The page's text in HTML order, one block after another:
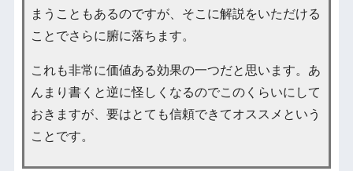
まうこともあるのですが、そこに解説をいただける
ことでさらに腑に落ちます。
これも非常に価値ある効果の一つだと思います。あ
んまり書くと逆に怪しくなるのでこのくらいにして
おきますが、要はとても信頼できてオススメという
ことです。